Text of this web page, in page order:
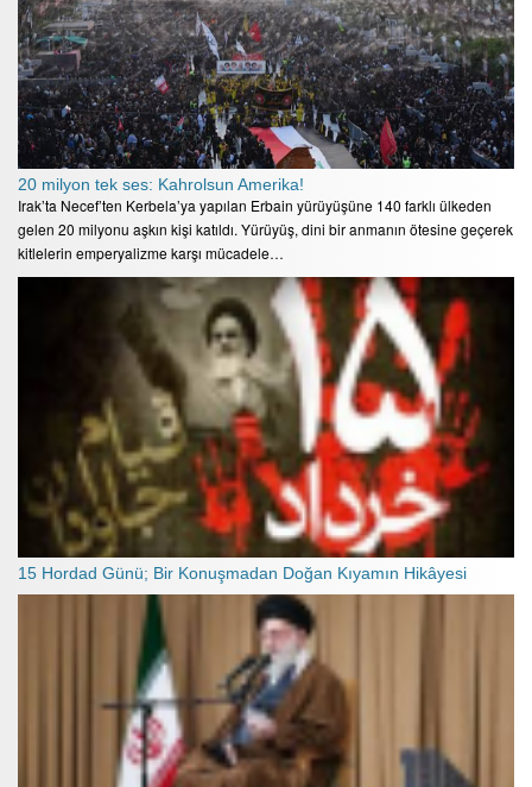
20 milyon tek ses: Kahrolsun Amerika!
Irak’ta Necef’ten Kerbela’ya yapılan Erbain yürüyüşüne 140 farklı ülkeden
gelen 20 milyonu aşkın kişi katıldı. Yürüyüş, dini bir anmanın ötesine geçerek
kitlelerin emperyalizme karşı mücadele…
15 Hordad Günü; Bir Konuşmadan Doğan Kıyamın Hikâyesi